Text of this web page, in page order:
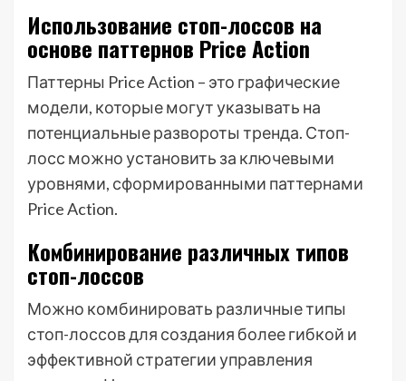
Использование стоп-лоссов на
основе паттернов Price Action
Паттерны Price Action – это графические
модели, которые могут указывать на
потенциальные развороты тренда. Стоп-
лосс можно установить за ключевыми
уровнями, сформированными паттернами
Price Action.
Комбинирование различных типов
стоп-лоссов
Можно комбинировать различные типы
стоп-лоссов для создания более гибкой и
эффективной стратегии управления